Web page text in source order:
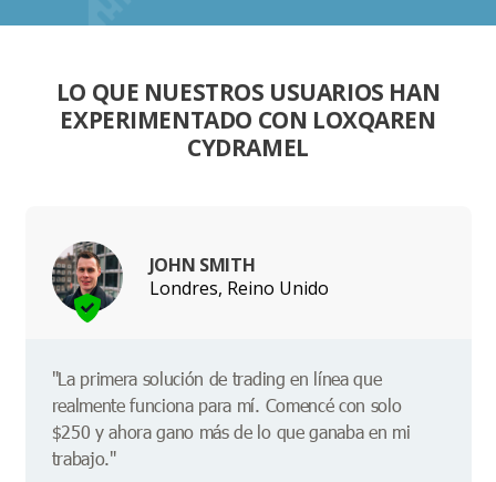
LO QUE NUESTROS USUARIOS HAN
EXPERIMENTADO CON LOXQAREN
CYDRAMEL
JOHN SMITH
Londres, Reino Unido
"La primera solución de trading en línea que
realmente funciona para mí. Comencé con solo
$250 y ahora gano más de lo que ganaba en mi
trabajo."